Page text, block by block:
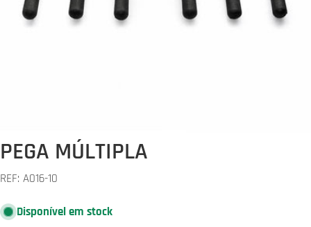
PEGA MÚLTIPLA
REF: A016-10
Disponível em stock